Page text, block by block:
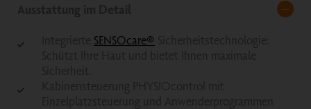
SENSOcare®